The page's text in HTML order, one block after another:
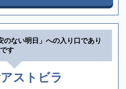
のない明日」への入り口であり
す
ストビラ